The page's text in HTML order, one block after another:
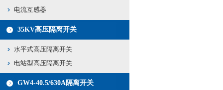
电流互感器
35KV高压隔离开关
水平式高压隔离开关
电站型高压隔离开关
GW4-40.5/630A隔离开关